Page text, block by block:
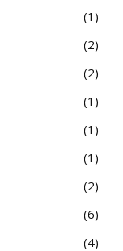
1
2
2
1
1
1
2
6
4